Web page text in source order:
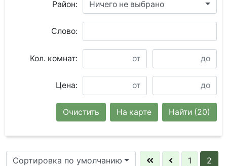
Район: Ничего не выбрано
Слово:
Кол. комнат:
Цена:
Найти (20)
На карте
Очистить
Сортировка по умолчанию 1 2